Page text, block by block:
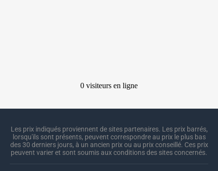
Les prix indiqués proviennent de sites partenaires. Les prix barrés,
lorsqu'ils sont présents, peuvent correspondre au prix le plus bas
des 30 derniers jours, à un ancien prix ou au prix conseillé. Ces prix
peuvent varier et sont soumis aux conditions des sites concernés.